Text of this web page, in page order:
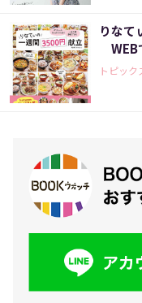
りなて
WEB
トピッ